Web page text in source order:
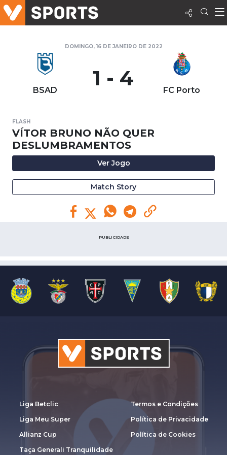
DOMINGO, 16 DE JANEIRO DE 2022
BSAD 1 - 4 FC Porto
FLASH
VÍTOR BRUNO NÃO QUER
DESLUMBRAMENTOS
Ver Jogo
Match Story
PUBLICIDADE
Liga Betclic
Liga Meu Super
Allianz Cup
Taça Generali Tranquilidade
Termos e Condições
Política de Privacidade
Política de Cookies